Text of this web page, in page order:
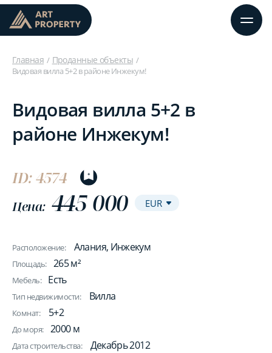
Главная Проданные объекты
Видовая вилла 5+2 в районе Инжекум!
Видовая вилла 5+2 в
районе Инжекум!
ID: 4574
Цена: 445 000
Расположение: Алания, Инжекум
Площадь: 265 м²
Мебель: Есть
Тип недвижимости: Вилла
Комнат: 5+2
До моря: 2000 м
Дата строительства: Декабрь 2012